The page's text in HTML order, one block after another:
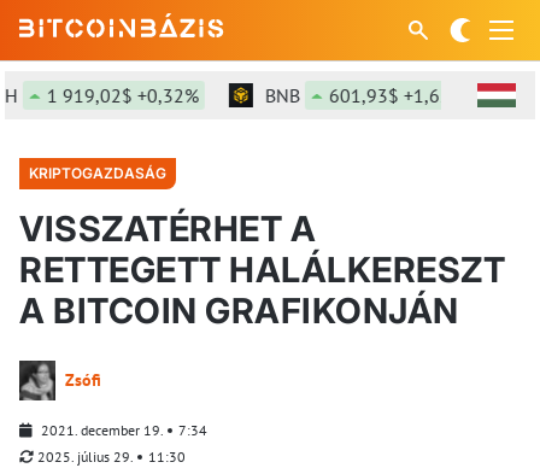
919,02$ +0,32% BNB 601,93$ +1,65% SOL
KRIPTOGAZDASÁG
VISSZATÉRHET A
RETTEGETT HALÁLKERESZT
A BITCOIN GRAFIKONJÁN
Zsófi
2021. december 19.
7:34
2025. július 29.
11:30